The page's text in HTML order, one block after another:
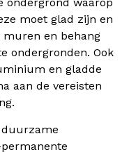
ondergrond waarop
moet glad zijn en
muren en behang
ondergronden. Ook
en gladde
aan de vereisten
duurzame